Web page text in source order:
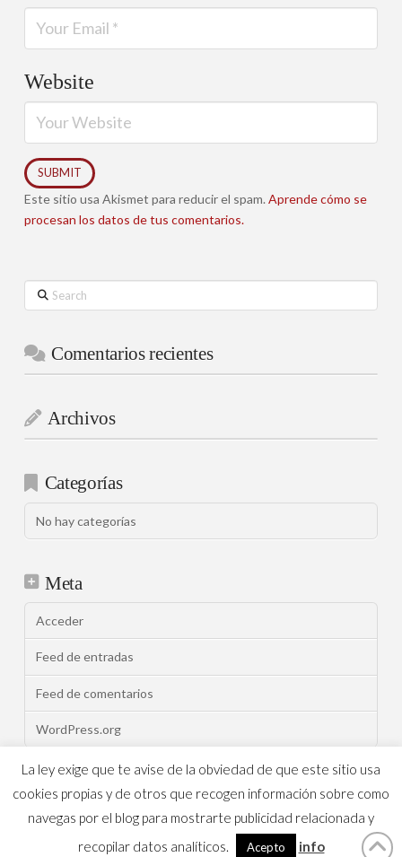
Website
Este sitio usa Akismet para reducir el spam. Aprende cómo se
procesan los datos de tus comentarios.
Search
Comentarios recientes
Archivos
Categorías
No hay categorías
Meta
Acceder
Feed de entradas
Feed de comentarios
WordPress.org
Muebles Peñalver X THEME
La ley exige que te avise de la obviedad de que este sitio usa
cookies propias y de otros que recogen información sobre como
navegas por el blog para mostrarte publicidad relacionada y
recopilar datos analíticos.
Acepto info